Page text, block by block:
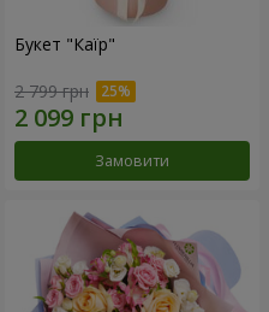
Букет "Каїр"
2 799 грн
Замовити